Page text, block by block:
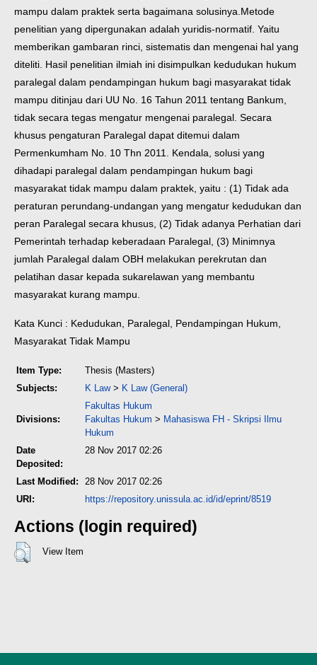
mampu dalam praktek serta bagaimana solusinya. Metode
penelitian yang dipergunakan adalah yuridis-normatif. Yaitu
memberikan gambaran rinci, sistematis dan mengenai hal yang
diteliti. Hasil penelitian ilmiah ini disimpulkan kedudukan hukum
paralegal dalam pendampingan hukum bagi masyarakat tidak
mampu ditinjau dari UU No. 16 Tahun 2011 tentang Bankum,
tidak secara tegas mengatur mengenai paralegal. Secara
khusus pengaturan Paralegal dapat ditemui dalam
Permenkumham No. 10 Thn 2011. Kendala, solusi yang
dihadapi paralegal dalam pendampingan hukum bagi
masyarakat tidak mampu dalam praktek, yaitu : (1) Tidak ada
peraturan perundang-undangan yang mengatur kedudukan dan
peran Paralegal secara khusus, (2) Tidak adanya Perhatian dari
Pemerintah terhadap keberadaan Paralegal, (3) Minimnya
jumlah Paralegal dalam OBH melakukan perekrutan dan
pelatihan dasar kepada sukarelawan yang membantu
masyarakat kurang mampu.
Kata Kunci : Kedudukan, Paralegal, Pendampingan Hukum,
Masyarakat Tidak Mampu
Item Type:
Thesis (Masters)
Subjects:
K Law> K Law (General)
Divisions:
Fakultas Hukum
Fakultas Hukum > Mahasiswa FH - Skripsi Ilmu
Hukum
Date
Deposited:
28 Nov 2017 02:26
Last Modified:
28 Nov 2017 02:26
URI:
https://repository.unissula.ac.id/id/eprint/8519
Actions (login required)
View Item